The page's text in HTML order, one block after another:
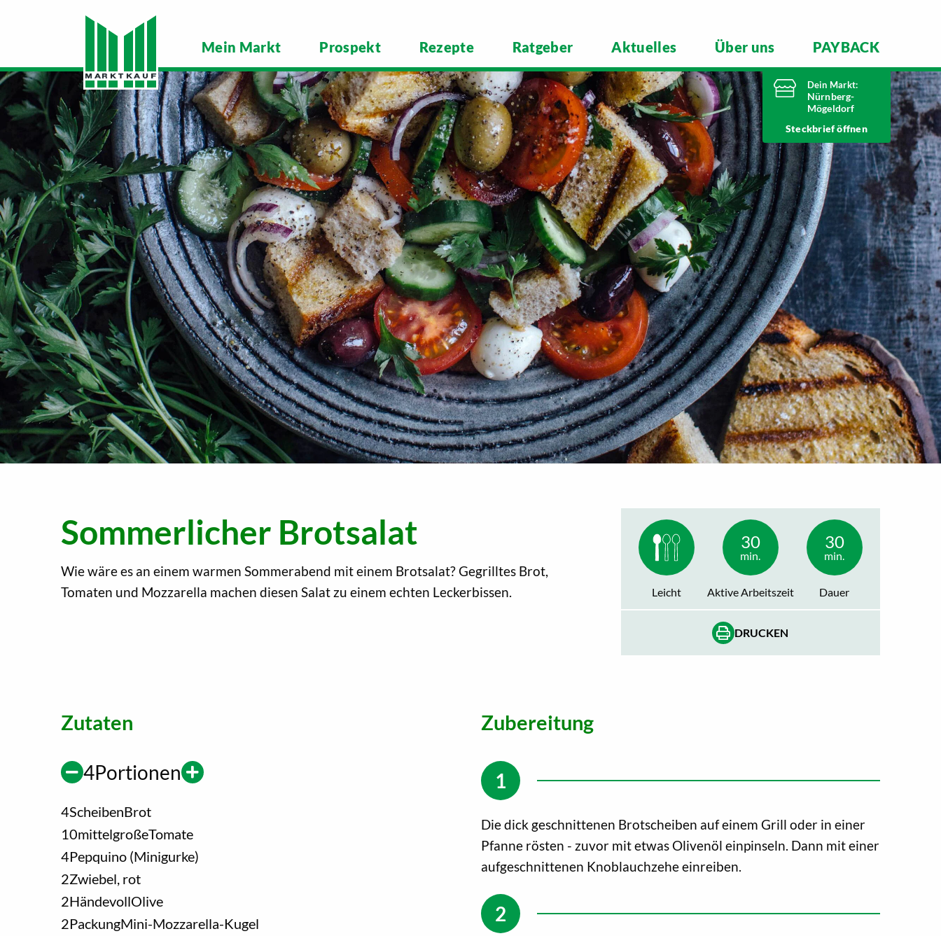
Mein Markt Prospekt Rezepte Ratgeber Aktuelles Über uns PAYBACK
Dein Markt:
Nürnberg-
Mögeldorf
Heute von 8 Uhr
Telefonnummer
0911 54340
Laufamholzstraße 40/42
90482 Nürnberg
Markt ändern
Steckbrief
Sommerlicher Brotsalat
Wie wäre es an einem warmen Sommerabend mit einem Brotsalat? Gegrilltes Brot,
Tomaten und Mozzarella machen diesen Salat zu einem echten Leckerbissen.
Leicht
30
min.
Aktive Arbeitszeit
30
min.
Dauer
DRUCKEN
Zutaten
4Portionen
4ScheibenBrot
10mittelgroßeTomate
4Pepquino (Minigurke)
2Zwiebel, rot
2HändevollOlive
2PackungMini-Mozzarella-Kugel
Zubereitung
Die dick geschnittenen Brotscheiben auf einem Grill oder in einer
Pfanne rösten - zuvor mit etwas Olivenöl einpinseln. Dann mit einer
aufgeschnittenen Knoblauchzehe einreiben.